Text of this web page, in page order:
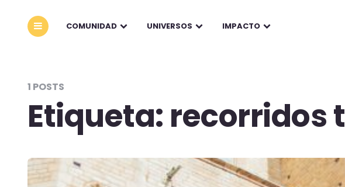
COMUNIDAD UNIVERSOS IMPACTO
1 POSTS
Etiqueta: recorridos